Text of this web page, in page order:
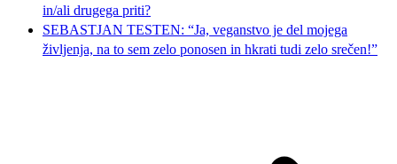
in/ali drugega priti?
SEBASTJAN TESTEN: “Ja, veganstvo je del mojega
življenja, na to sem zelo ponosen in hkrati tudi zelo srečen!”